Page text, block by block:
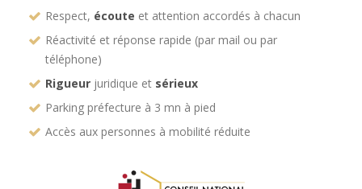
Respect, écoute et attention accordés à chacun
Réactivité et réponse rapide (par mail ou par
téléphone)
Rigueur juridique et sérieux
Parking préfecture à 3 mn à pied
Accès aux personnes à mobilité réduite